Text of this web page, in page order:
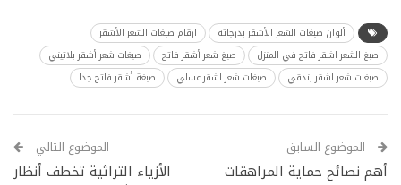
ألوان صبغات الشعر الأشقر بدرجاتة
ارقام صبغات الشعر الأشقر
صبغ الشعر اشقر فاتح في المنزل
صبغ شعر أشقر فاتح
صبغات شعر أشقر بلاتيني
صبغات شعر اشقر بندقي
صبغات شعر اشقر عسلي صبغة أشقر فاتح جدا
الموضوع السابق
أهم نصائح حماية المراهقات
الموضوع التالي
الأزياء التراثية تخطف أنظار